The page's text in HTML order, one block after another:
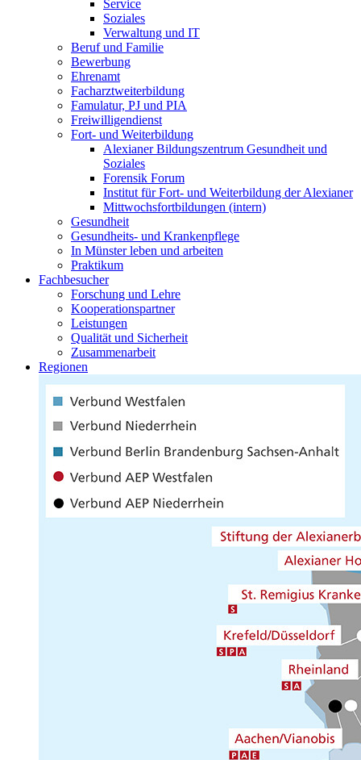
Service
Soziales
Verwaltung und IT
Beruf und Familie
Bewerbung
Ehrenamt
Facharztweiterbildung
Famulatur, PJ und PIA
Freiwilligendienst
Fort- und Weiterbildung
Alexianer Bildungszentrum Gesundheit und
Soziales
Forensik Forum
Institut für Fort- und Weiterbildung der Alexianer
Mittwochsfortbildungen (intern)
Gesundheit
Gesundheits- und Krankenpflege
In Münster leben und arbeiten
Praktikum
Fachbesucher
Forschung und Lehre
Kooperationspartner
Leistungen
Qualität und Sicherheit
Zusammenarbeit
Regionen